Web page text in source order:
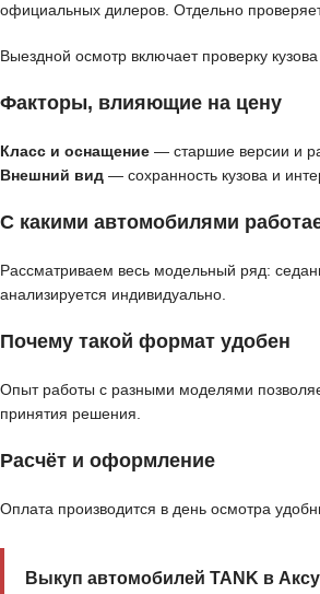
официальных дилеров. Отдельно
Выездной осмотр включает проверку
Факторы, влияющие на цену
Класс и оснащение — старшие версии и
Внешний вид — сохранность кузова и
С какими автомобилями
Рассматриваем весь модельный ряд:
анализируется индивидуально.
Почему такой формат удобен
Опыт работы с разными моделями
принятия решения.
Расчёт и оформление
Оплата производится в день осмотра
Выкуп автомобилей TANK в